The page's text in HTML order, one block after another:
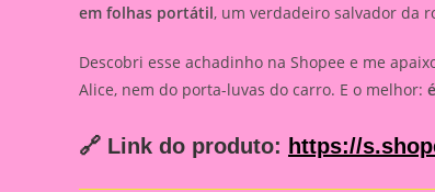
em folhas portátil, um verdadeiro salvador da
Descobri esse achadinho na Shopee e me
Alice, nem do porta-luvas do carro. E o melhor:
🔗 Link do produto: https://